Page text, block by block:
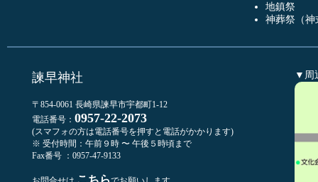
地鎮祭
神葬祭（神
諫早神社
〒854-0061 長崎県諫早市宇都町1-12
電話番号： 0957-22-2073
(スマフォの方は電話番号を押すと電話がかかります)
※ 受付時間：午前９時 〜 午後５時頃まで
Fax番号 ：0957-47-9133
こちら
▼周